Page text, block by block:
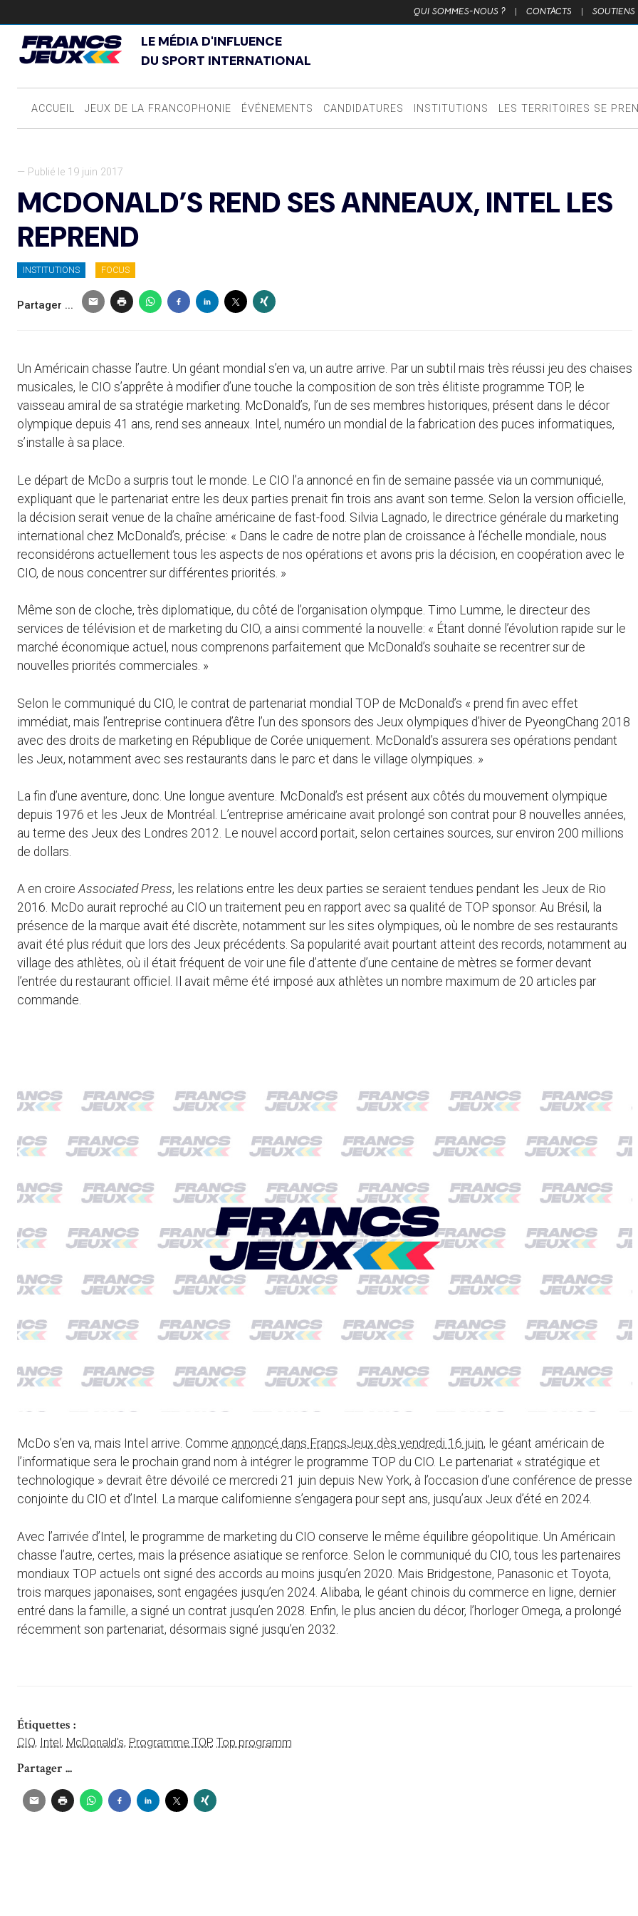
QUI SOMMES-NOUS ? | CONTACTS | SOUTIENS
LE MÉDIA D'INFLUENCE
DU SPORT INTERNATIONAL
ACCUEIL JEUX DE LA FRANCOPHONIE ÉVÉNEMENTS CANDIDATURES INSTITUTIONS LES TERRITOIRES SE
— Publié le 19 juin 2017
MCDONALD’S REND SES ANNEAUX, INTEL LES
REPREND
INSTITUTIONS FOCUS
Partager ...
Un Américain chasse l’autre. Un géant mondial s’en va, un autre arrive. Par un subtil mais très réussi jeu des chaises
musicales, le CIO s’apprête à modifier d’une touche la composition de son très élitiste programme TOP, le
vaisseau amiral de sa stratégie marketing. McDonald’s, l’un de ses membres historiques, présent dans le décor
olympique depuis 41 ans, rend ses anneaux. Intel, numéro un mondial de la fabrication des puces informatiques,
s’installe à sa place.
Le départ de McDo a surpris tout le monde. Le CIO l’a annoncé en fin de semaine passée via un communiqué,
expliquant que le partenariat entre les deux parties prenait fin trois ans avant son terme. Selon la version officielle,
la décision serait venue de la chaîne américaine de fast-food. Silvia Lagnado, le directrice générale du marketing
international chez McDonald’s, précise: « Dans le cadre de notre plan de croissance à l’échelle mondiale, nous
reconsidérons actuellement tous les aspects de nos opérations et avons pris la décision, en coopération avec le
CIO, de nous concentrer sur différentes priorités. »
Même son de cloche, très diplomatique, du côté de l’organisation olympque. Timo Lumme, le directeur des
services de télévision et de marketing du CIO, a ainsi commenté la nouvelle: « Étant donné l’évolution rapide sur le
marché économique actuel, nous comprenons parfaitement que McDonald’s souhaite se recentrer sur de
nouvelles priorités commerciales. »
Selon le communiqué du CIO, le contrat de partenariat mondial TOP de McDonald’s « prend fin avec effet
immédiat, mais l’entreprise continuera d’être l’un des sponsors des Jeux olympiques d’hiver de PyeongChang 2018
avec des droits de marketing en République de Corée uniquement. McDonald’s assurera ses opérations pendant
les Jeux, notamment avec ses restaurants dans le parc et dans le village olympiques. »
La fin d’une aventure, donc. Une longue aventure. McDonald’s est présent aux côtés du mouvement olympique
depuis 1976 et les Jeux de Montréal. L’entreprise américaine avait prolongé son contrat pour 8 nouvelles années,
au terme des Jeux des Londres 2012. Le nouvel accord portait, selon certaines sources, sur environ 200 millions
de dollars.
A en croireAssociated Press, les relations entre les deux parties se seraient tendues pendant les Jeux de Rio
2016. McDo aurait reproché au CIO un traitement peu en rapport avec sa qualité de TOP sponsor. Au Brésil, la
présence de la marque avait été discrète, notamment sur les sites olympiques, où le nombre de ses restaurants
avait été plus réduit que lors des Jeux précédents. Sa popularité avait pourtant atteint des records, notamment au
village des athlètes, où il était fréquent de voir une file d’attente d’une centaine de mètres se former devant
l’entrée du restaurant officiel. Il avait même été imposé aux athlètes un nombre maximum de 20 articles par
commande.
McDo s’en va, mais Intel arrive. Comme annoncé dans FrancsJeux dès vendredi 16 juin, le géant américain de
l’informatique sera le prochain grand nom à intégrer le programme TOP du CIO. Le partenariat « stratégique et
technologique » devrait être dévoilé ce mercredi 21 juin depuis New York, à l’occasion d’une conférence de presse
conjointe du CIO et d’Intel. La marque californienne s’engagera pour sept ans, jusqu’aux Jeux d’été en 2024.
Avec l’arrivée d’Intel, le programme de marketing du CIO conserve le même équilibre géopolitique. Un Américain
chasse l’autre, certes, mais la présence asiatique se renforce. Selon le communiqué du CIO, tous les partenaires
mondiaux TOP actuels ont signé des accords au moins jusqu’en 2020. Mais Bridgestone, Panasonic et Toyota,
trois marques japonaises, sont engagées jusqu’en 2024. Alibaba, le géant chinois du commerce en ligne, dernier
entré dans la famille, a signé un contrat jusqu’en 2028. Enfin, le plus ancien du décor, l’horloger Omega, a prolongé
récemment son partenariat, désormais signé jusqu’en 2032.
Étiquettes :
CIO, Intel, McDonald's, Programme TOP, Top programm
Partager ...